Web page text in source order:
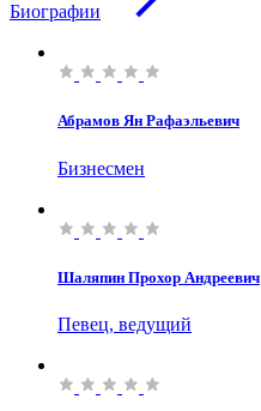
Биографии
Абрамов Ян Рафаэльевич
Бизнесмен
Шаляпин Прохор Андреевич
Певец, ведущий